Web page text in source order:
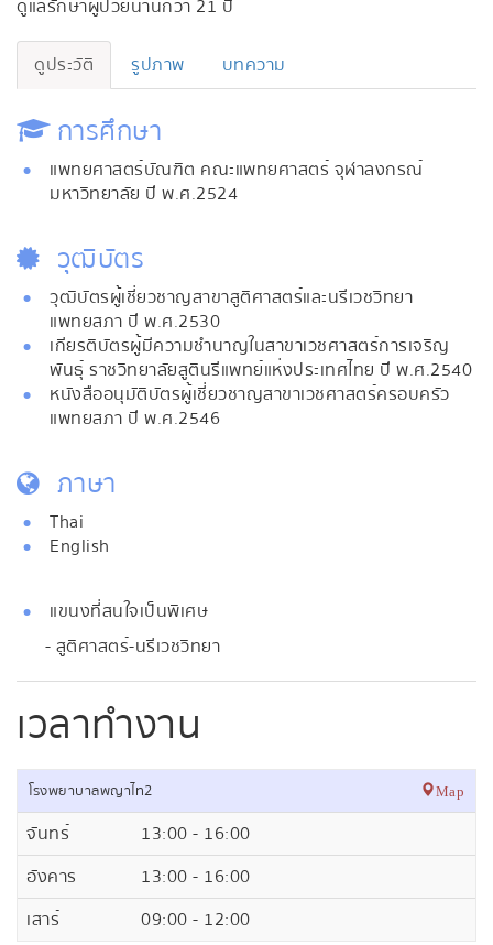
ดูแลรักษาผู้ป่วยนานกว่า 21 ปี
ดูประวัติ รูปภาพ บทความ
การศึกษา
แพทยศาสตร์บัณฑิต คณะแพทยศาสตร์ จุฬาลงกรณ์
มหาวิทยาลัย ปี พ.ศ.2524
วุฒิบัตร
วุฒิบัตรผู้เชี่ยวชาญสาขาสูติศาสตร์และนรีเวชวิทยา
แพทยสภา ปี พ.ศ.2530
เกียรติบัตรผู้มีความชำนาญในสาขาเวชศาสตร์การเจริญ
พันธุ์ ราชวิทยาลัยสูตินรีแพทย์แห่งประเทศไทย ปี พ.ศ.2540
หนังสืออนุมัติบัตรผู้เชี่ยวชาญสาขาเวชศาสตร์ครอบครัว
แพทยสภา ปี พ.ศ.2546
ภาษา
Thai
English
แขนงที่สนใจเป็นพิเศษ
- สูติศาสตร์-นรีเวชวิทยา
เวลาทำงาน
โรงพยาบาลพญาไท2 Map
จันทร์
13:00 - 16:00
อังคาร
13:00 - 16:00
เสาร์
09:00 - 12:00